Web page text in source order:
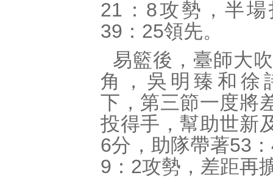
21：8攻勢，半場
39：25領先。
易籃後，臺師大
角，吳明臻和徐
下，第三節一度將
投得手，幫助世新
6分，助隊帶著53
9：2攻勢，差距再